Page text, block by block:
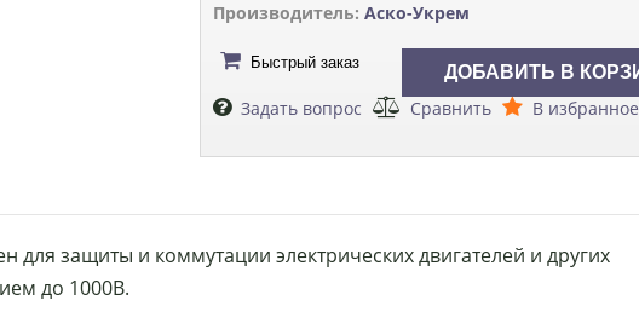
Производитель: Аско-Укрем
Быстрый заказ
Задать вопрос Сравнить В избранное
для защиты и коммутации электрических двигателей и других
до 1000В.